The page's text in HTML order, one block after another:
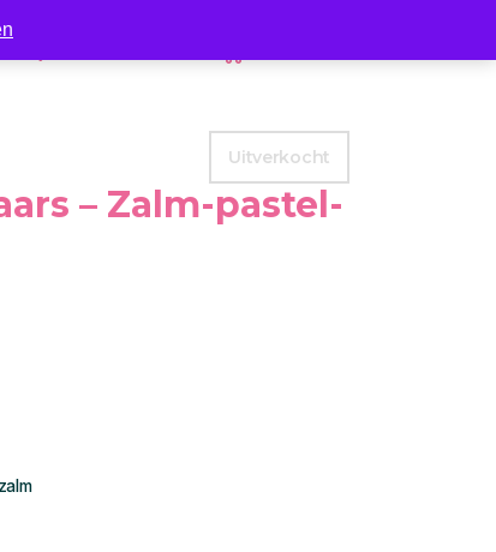
Contact
Uitverkocht
– Zalm-pastel-
zalm